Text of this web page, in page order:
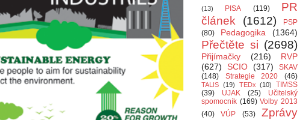
(13)
PISA (119)
PR
článek
(1612)
PSP
(80)
Pedagogika (1364)
Přečtěte si (2698)
Přijímačky (216)
RVP
(627)
SCIO (317)
SKAV
(148)
Strategie 2020 (46)
TALIS (19) TEDx (10)
TIMSS
(39)
UJAK (25)
Učitelský
spomocník (169) Volby 2013
(40)
VÚP (53) Zprávy